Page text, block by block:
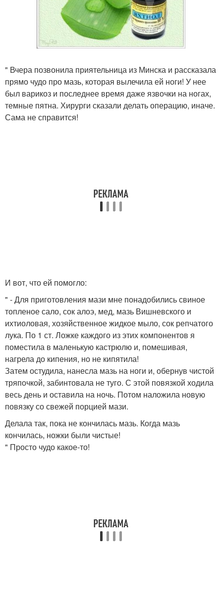
" Вчера позвонила приятельница из Минска и рассказала
прямо чудо про мазь, которая вылечила ей ноги! У нее
был варикоз и последнее время даже язвочки на ногах,
темные пятна. Хирурги сказали делать операцию, иначе.
Сама не справится!
И вот, что ей помогло:
" - Для приготовления мази мне понадобились свиное
топленое сало, сок алоэ, мед, мазь Вишневского и
ихтиоловая, хозяйственное жидкое мыло, сок репчатого
лука. По 1 ст. Ложке каждого из этих компонентов я
поместила в маленькую кастрюлю и, помешивая,
нагрела до кипения, но не кипятила!
Затем остудила, нанесла мазь на ноги и, обернув чистой
тряпочкой, забинтовала не туго. С этой повязкой ходила
весь день и оставила на ночь. Потом наложила новую
повязку со свежей порцией мази.
Делала так, пока не кончилась мазь. Когда мазь
кончилась, ножки были чистые!
" Просто чудо какое-то!